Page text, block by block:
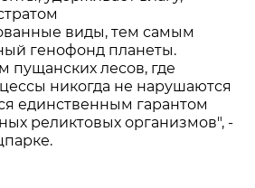
виды, тем самым
генофонд планеты.
лесов, где
никогда не нарушаются
единственным гарантом
реликтовых организмов", -